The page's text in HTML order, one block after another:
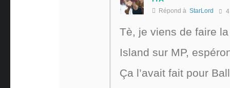
Répond à StarLord
Tè, je viens de faire
Island sur MP,
Ça l’avait fait pour